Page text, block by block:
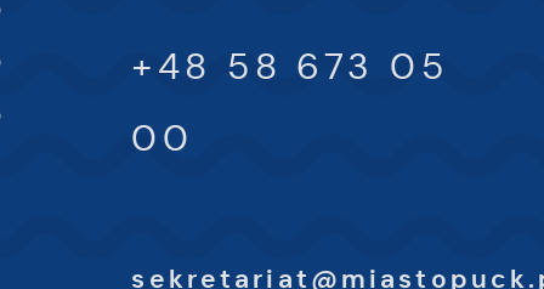
+48 58 673 05
00